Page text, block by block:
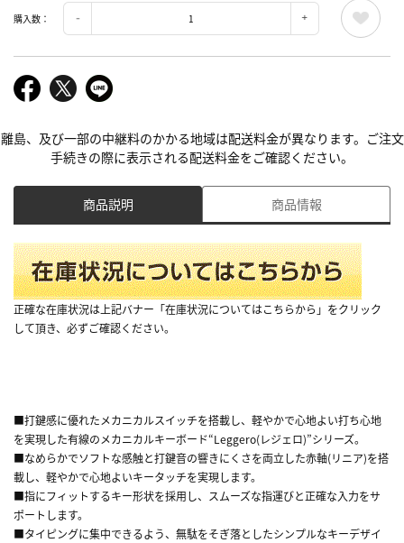
購入数：
離島、及び一部の中継料のかかる地域は配送料金が異なります。ご注文
手続きの際に表示される配送料金をご確認ください。
商品説明 商品情報
正確な在庫状況は上記バナー「在庫状況についてはこちらから」をクリック
して頂き、必ずご確認ください。
■打鍵感に優れたメカニカルスイッチを搭載し、軽やかで心地よい打ち心地
を実現した有線のメカニカルキーボード“Leggero(レジェロ)”シリーズ。
■なめらかでソフトな感触と打鍵音の響きにくさを両立した赤軸(リニア)を搭
載し、軽やかで心地よいキータッチを実現します。
■指にフィットするキー形状を採用し、スムーズな指運びと正確な入力をサ
ポートします。
■タイピングに集中できるよう、無駄をそぎ落としたシンプルなキーデザイ